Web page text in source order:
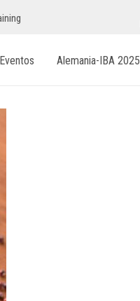
Eventos Alemania-IBA 2025